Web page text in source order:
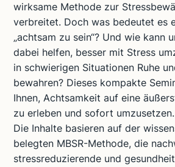
wirksame Methode zur
verbreitet. Doch was bedeutet es
„achtsam zu sein“? Und wie kann
dabei helfen, besser mit Stress
in schwierigen Situationen Ruhe
bewahren? Dieses kompakte
Ihnen, Achtsamkeit auf eine
zu erleben und sofort umzusetzen.
Die Inhalte basieren auf der
belegten MBSR-Methode, die
stressreduzierende und